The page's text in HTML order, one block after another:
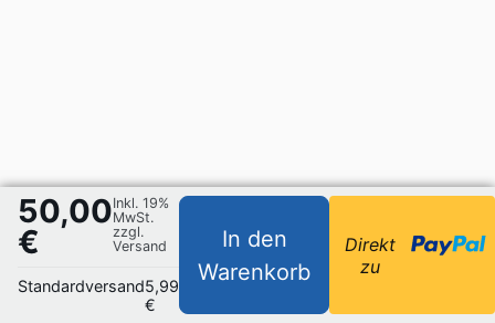
50,00
€
Inkl. 19%
MwSt.
zzgl.
Versand
Standardversand5,99
€
In den
Warenkorb
Direkt
zu